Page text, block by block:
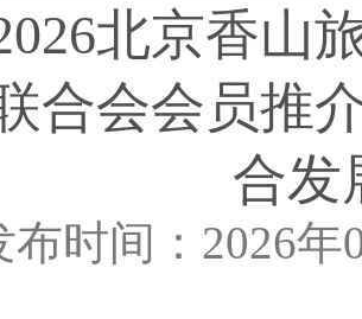
北京香山
合会会员推
合发
布时间：2026年